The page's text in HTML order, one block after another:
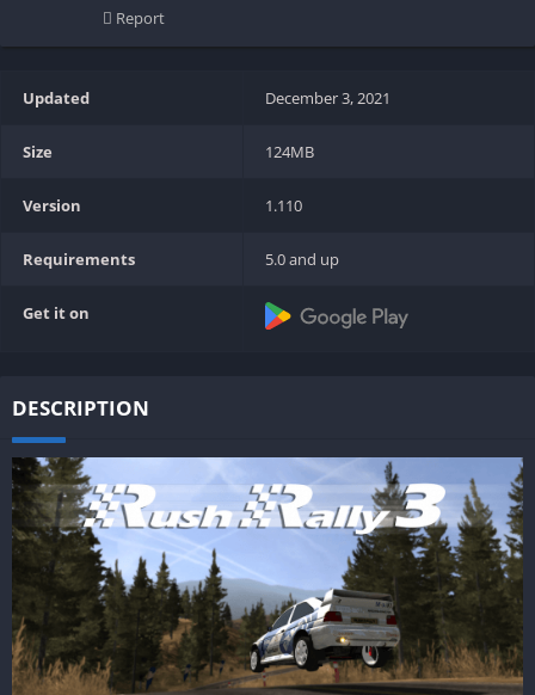
Report
Updated December 3, 2021
Size 124MB
Version 1.110
Requirements 5.0 and up
Get it on
DESCRIPTION